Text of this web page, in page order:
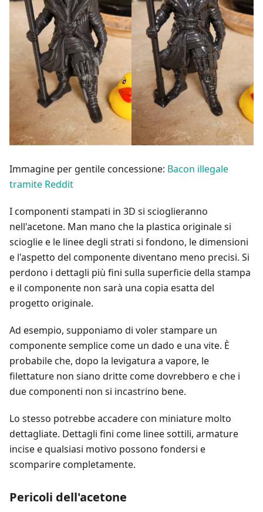
Immagine per gentile concessione: Bacon illegale
tramite Reddit
I componenti stampati in 3D si scioglieranno
nell'acetone. Man mano che la plastica originale si
scioglie e le linee degli strati si fondono, le dimensioni
e l'aspetto del componente diventano meno precisi. Si
perdono i dettagli più fini sulla superficie della stampa
e il componente non sarà una copia esatta del
progetto originale.
Ad esempio, supponiamo di voler stampare un
componente semplice come un dado e una vite. È
probabile che, dopo la levigatura a vapore, le
filettature non siano dritte come dovrebbero e che i
due componenti non si incastrino bene.
Lo stesso potrebbe accadere con miniature molto
dettagliate. Dettagli fini come linee sottili, armature
incise e qualsiasi motivo possono fondersi e
scomparire completamente.
Pericoli dell'acetone